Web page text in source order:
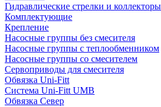
Гидравлические стрелки и коллекторы
Комплектующие
Крепление
Насосные группы без смесителя
Насосные группы с теплообменником
Насосные группы со смесителем
Сервоприводы для смесителя
Обвязка Uni-Fitt
Система Uni-Fitt UMB
Обвязка Север